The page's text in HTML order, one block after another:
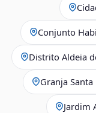
Conjunto
Distrito Aldeia
Granja Santa
Jardim